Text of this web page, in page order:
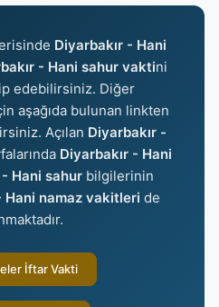
Diyarbakır - Hani
- Hani sahur vaktini
edebilirsiniz. Diğer
aşağıda bulunan linkten
Açılan Diyarbakır -
Diyarbakır - Hani
Hani sahur bilgilerinin
Hani namaz vakitleri de
İftar Vakti